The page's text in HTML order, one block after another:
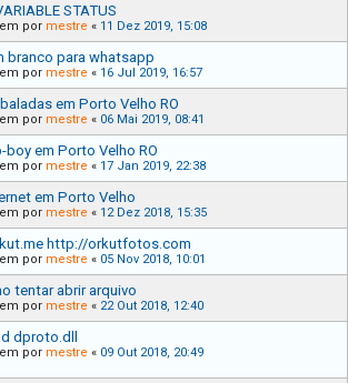
STATUS
por mestre « 11 Dez 2019, 15:08
branco para whatsapp
por mestre « 16 Jul 2019, 16:57
em Porto Velho RO
por mestre « 06 Mai 2019, 08:41
em Porto Velho RO
por mestre « 17 Jan 2019, 22:38
em Porto Velho
por mestre « 12 Dez 2018, 15:35
http://orkutfotos.com
por mestre « 05 Nov 2018, 10:01
tentar abrir arquivo
por mestre « 22 Out 2018, 12:40
dproto.dll
por mestre « 09 Out 2018, 20:49